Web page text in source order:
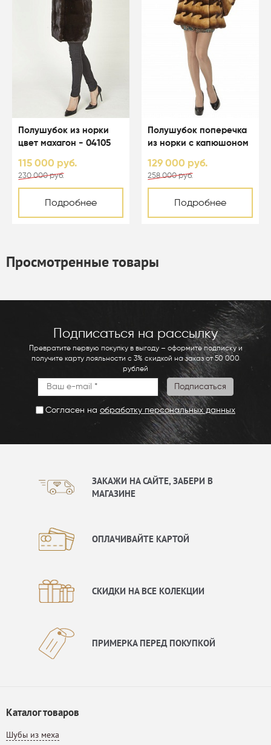
Полушубок из норки
цвет махагон - 04105
115 000 руб.
230 000 руб.
Подробнее
Полушубок поперечка
из норки с капюшоном
129 000 руб.
258 000 руб.
Подробнее
Просмотренные товары
Подписаться на рассылку
Превратите первую покупку в выгоду – оформите подписку и
получите карту лояльности с 3% скидкой на заказ от 50 000
рублей
Согласен на обработку персональных данных
ЗАКАЖИ НА САЙТЕ, ЗАБЕРИ В
МАГАЗИНЕ
ОПЛАЧИВАЙТЕ КАРТОЙ
СКИДКИ НА ВСЕ КОЛЕКЦИИ
ПРИМЕРКА ПЕРЕД ПОКУПКОЙ
Каталог товаров
Шубы из меха